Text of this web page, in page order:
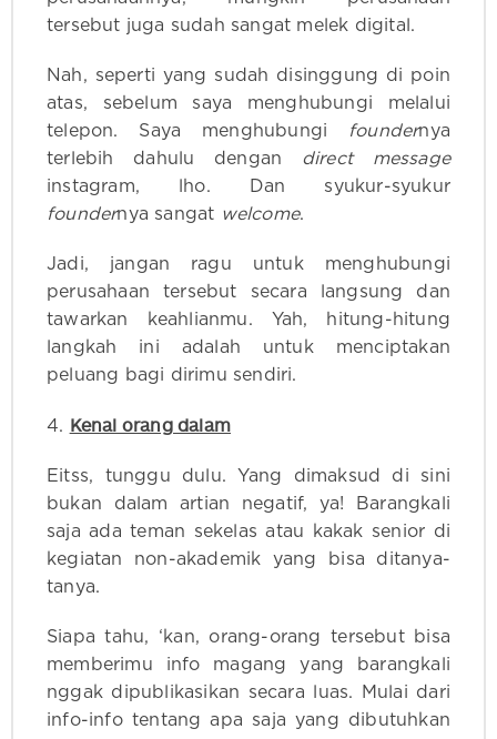
tersebut juga sudah sangat melek digital.
Nah, seperti yang sudah disinggung di poin
atas, sebelum saya menghubungi melalui
telepon. Saya menghubungi
foundernya
terlebih dahulu dengan direct message
instagram, lho. Dan syukur-syukur
foundernya sangat welcome.
Jadi, jangan ragu untuk menghubungi
perusahaan tersebut secara langsung dan
tawarkan keahlianmu. Yah, hitung-hitung
langkah ini adalah untuk menciptakan
peluang bagi dirimu sendiri.
4. Kenal orang dalam
Eitss, tunggu dulu. Yang dimaksud di sini
bukan dalam artian negatif, ya! Barangkali
saja ada teman sekelas atau kakak senior di
kegiatan non-akademik yang bisa ditanya-
tanya.
Siapa tahu, ‘kan, orang-orang tersebut bisa
memberimu info magang yang barangkali
nggak dipublikasikan secara luas. Mulai dari
info-info tentang apa saja yang dibutuhkan